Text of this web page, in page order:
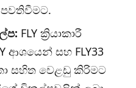
පවතිවීමට.
FLY ක්‍රියාකාරී
ආශයෙන් සහ FLY33
සහිත වෙළඩු කිරිමට